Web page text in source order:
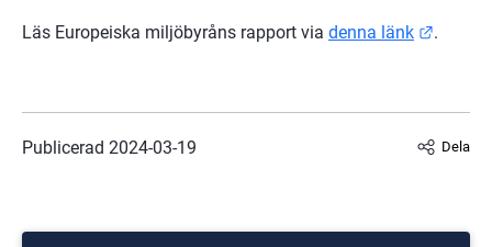
Läs Europeiska miljöbyråns rapport via denna länk Länk
.
Publicerad 2024-03-19 Dela